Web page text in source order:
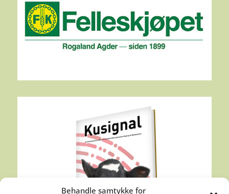
Behandle samtykke for